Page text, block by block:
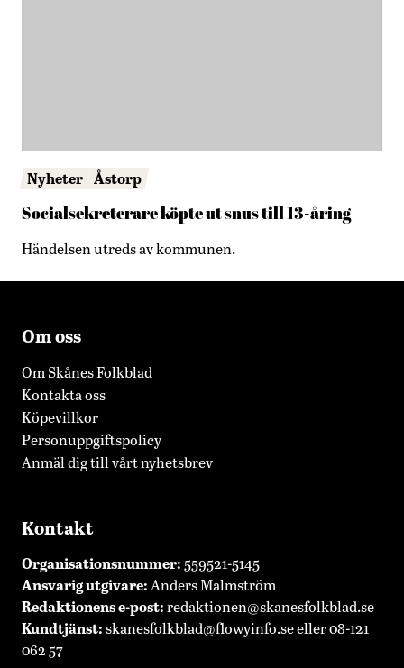
Nyheter Åstorp
Socialsekreterare köpte ut snus till 13-åring
Händelsen utreds av kommunen.
Om oss
Om Skånes Folkblad
Kontakta oss
Köpevillkor
Personuppgiftspolicy
Anmäl dig till vårt nyhetsbrev
Kontakt
Organisationsnummer: 559521-5145
Ansvarig utgivare: Anders Malmström
Redaktionense-post:redaktionen@skanesfolkblad.se
Kundtjänst:skanesfolkblad@flowyinfo.seeller 08-121
062 57